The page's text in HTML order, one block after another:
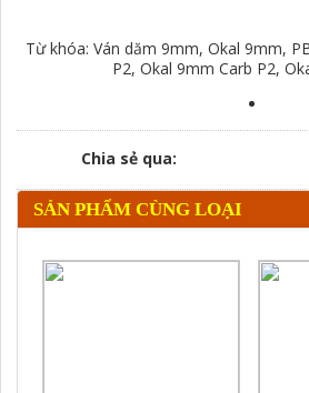
Từ khóa: Ván dăm 9mm, Okal 9mm,
P2, Okal 9mm Carb P2,
Chia sẻ qua:
SẢN PHẨM CÙNG LOẠI